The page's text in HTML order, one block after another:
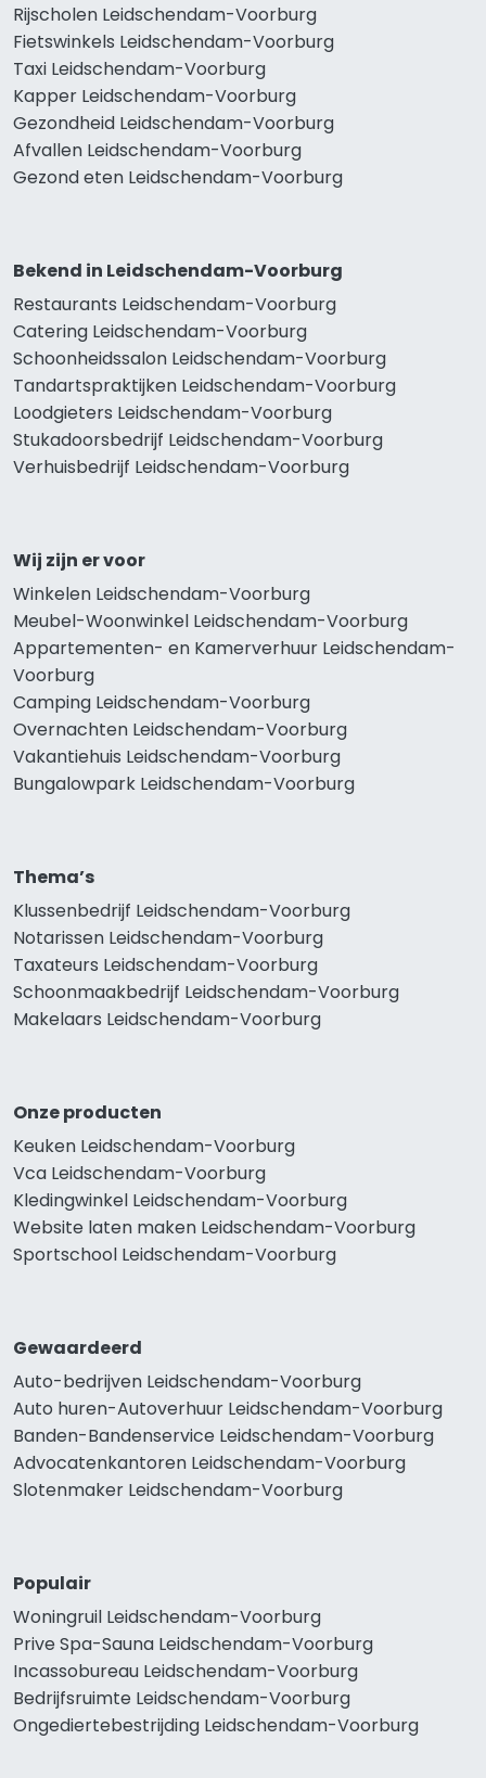
Rijscholen Leidschendam-Voorburg
Fietswinkels Leidschendam-Voorburg
Taxi Leidschendam-Voorburg
Kapper Leidschendam-Voorburg
Gezondheid Leidschendam-Voorburg
Afvallen Leidschendam-Voorburg
Gezond eten Leidschendam-Voorburg
Bekend in Leidschendam-Voorburg
Restaurants Leidschendam-Voorburg
Catering Leidschendam-Voorburg
Schoonheidssalon Leidschendam-Voorburg
Tandartspraktijken Leidschendam-Voorburg
Loodgieters Leidschendam-Voorburg
Stukadoorsbedrijf Leidschendam-Voorburg
Verhuisbedrijf Leidschendam-Voorburg
Wij zijn er voor
Winkelen Leidschendam-Voorburg
Meubel-Woonwinkel Leidschendam-Voorburg
Appartementen- en Kamerverhuur Leidschendam-
Voorburg
Camping Leidschendam-Voorburg
Overnachten Leidschendam-Voorburg
Vakantiehuis Leidschendam-Voorburg
Bungalowpark Leidschendam-Voorburg
Thema’s
Klussenbedrijf Leidschendam-Voorburg
Notarissen Leidschendam-Voorburg
Taxateurs Leidschendam-Voorburg
Schoonmaakbedrijf Leidschendam-Voorburg
Makelaars Leidschendam-Voorburg
Onze producten
Keuken Leidschendam-Voorburg
Vca Leidschendam-Voorburg
Kledingwinkel Leidschendam-Voorburg
Website laten maken Leidschendam-Voorburg
Sportschool Leidschendam-Voorburg
Gewaardeerd
Auto-bedrijven Leidschendam-Voorburg
Auto huren-Autoverhuur Leidschendam-Voorburg
Banden-Bandenservice Leidschendam-Voorburg
Advocatenkantoren Leidschendam-Voorburg
Slotenmaker Leidschendam-Voorburg
Populair
Woningruil Leidschendam-Voorburg
Prive Spa-Sauna Leidschendam-Voorburg
Incassobureau Leidschendam-Voorburg
Bedrijfsruimte Leidschendam-Voorburg
Ongediertebestrijding Leidschendam-Voorburg